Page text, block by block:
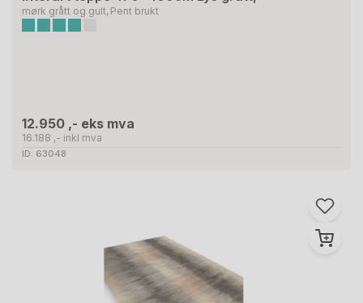
mørk grått og gult, Pent brukt
12.950 ,- eks mva
16.188 ,- inkl mva
ID: 63048